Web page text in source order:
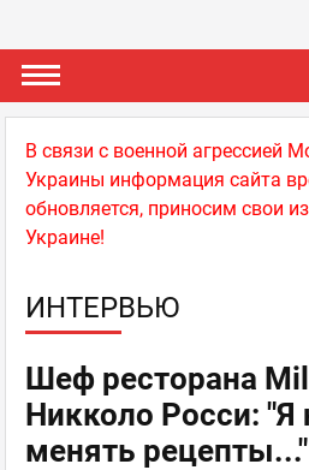
В связи с военной агрессией
Украины информация сайта
обновляется, приносим свои
Украине!
ИНТЕРВЬЮ
Шеф ресторана
Никколо Росси:
менять рецепты..."